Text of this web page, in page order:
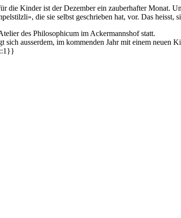
die Kinder ist der Dezember ein zauberhafter Monat.
die sie selbst geschrieben hat, vor. Das
des Philosophicum im Ackermannshof statt.
sich ausserdem, im kommenden Jahr mit einem neuen